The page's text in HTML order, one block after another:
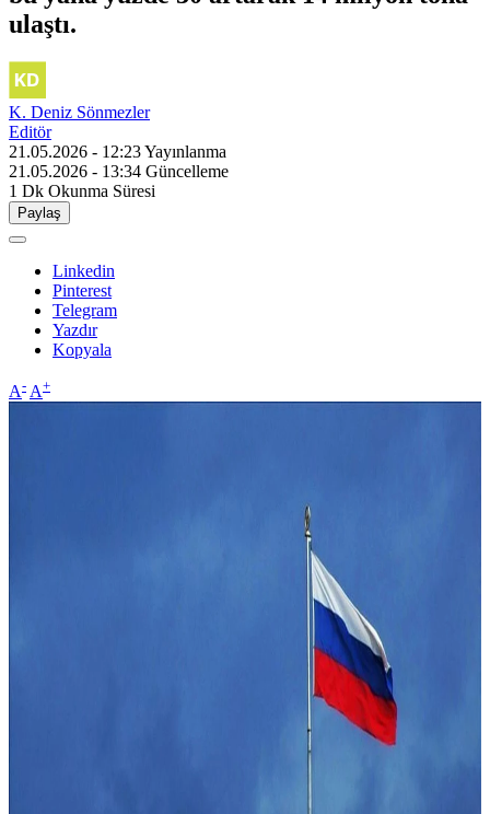
ulaştı.
K. Deniz Sönmezler
Editör
21.05.2026 - 12:23Yayınlanma
21.05.2026 - 13:34 Güncelleme
1 Dk Okunma Süresi
Paylaş
Linkedin
Pinterest
Telegram
Yazdır
Kopyala
A- A+